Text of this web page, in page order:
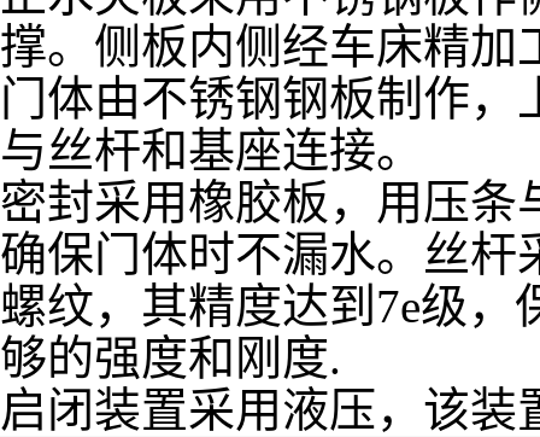
撑。侧板内侧经车床精加
门体由不锈钢钢板制作
与丝杆和基座连接。
密封采用橡胶板，用压条
确保门体时不漏水。丝杆
螺纹，其精度达到7e级
够的强度和刚度.
启闭装置采用液压，该